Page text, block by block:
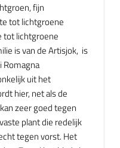
fijn
tot lichtgroene
tot lichtgroene
is van de Artisjok, is
Romagna
uit het
hier, net als de
zeer goed tegen
plant die redelijk
tegen vorst. Het